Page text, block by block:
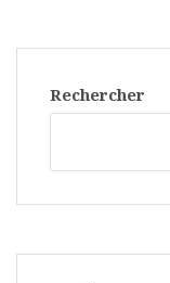
Rechercher